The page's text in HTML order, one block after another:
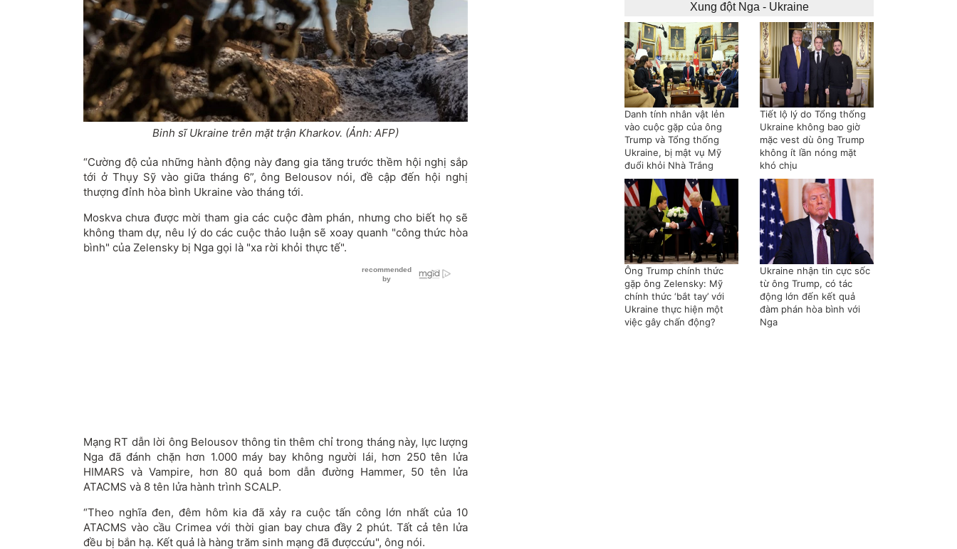
Binh sĩ Ukraine trên mặt trận Kharkov. (Ảnh: AFP)
“Cường độ của những hành động này đang gia tăng trước thềm hội nghị sắp
tới ở Thụy Sỹ vào giữa tháng 6”, ông Belousov nói, đề cập đến hội nghị
thượng đỉnh hòa bình Ukraine vào tháng tới.
Moskva chưa được mời tham gia các cuộc đàm phán, nhưng cho biết họ sẽ
không tham dự, nêu lý do các cuộc thảo luận sẽ xoay quanh "công thức hòa
bình" của Zelensky bị Nga gọi là "xa rời khỏi thực tế".
Mạng RT dẫn lời ông Belousov thông tin thêm chỉ trong tháng này, lực lượng
Nga đã đánh chặn hơn 1.000 máy bay không người lái, hơn 250 tên lửa
HIMARS và Vampire, hơn 80 quả bom dẫn đường Hammer, 50 tên lửa
ATACMS và 8 tên lửa hành trình SCALP.
“Theo nghĩa đen, đêm hôm kia đã xảy ra cuộc tấn công lớn nhất của 10
ATACMS vào cầu Crimea với thời gian bay chưa đầy 2 phút. Tất cả tên lửa
đều bị bắn hạ. Kết quả là hàng trăm sinh mạng đã đượccứu", ông nói.
Xung đột Nga - Ukraine
Danh tính nhân vật lẻn
vào cuộc gặp của ông
Trump và Tổng thống
Ukraine, bị mật vụ Mỹ
đuổi khỏi Nhà Trắng
Tiết lộ lý do Tổng thống
Ukraine không bao giờ
mặc vest dù ông Trump
không ít lần nóng mặt
khó chịu
Ông Trump chính thức
gặp ông Zelensky: Mỹ
chính thức ‘bắt tay’ với
Ukraine thực hiện một
việc gây chấn động?
Ukraine nhận tin cực sốc
từ ông Trump, có tác
động lớn đến kết quả
đàm phán hòa bình với
Nga